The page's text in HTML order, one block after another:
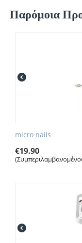
Παρόμοια
micro nails
€19.90